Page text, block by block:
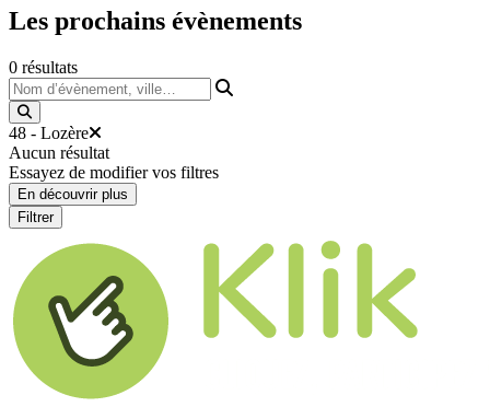
Les prochains évènements
0 résultats
Nom d’évènement, ville…
48 - Lozère
Aucun résultat
Essayez de modifier vos filtres
En découvrir plus
Filtrer